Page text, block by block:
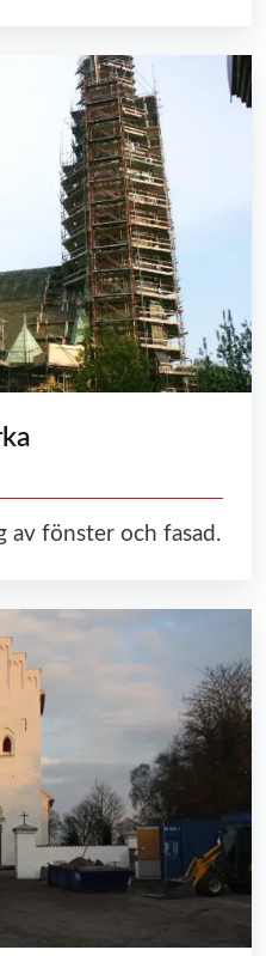
av fönster och fasad.